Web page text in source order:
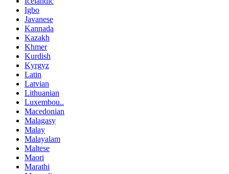
Igbo
Javanese
Kannada
Kazakh
Khmer
Kurdish
Kyrgyz
Latin
Latvian
Lithuanian
Luxembou..
Macedonian
Malagasy
Malay
Malayalam
Maltese
Maori
Marathi